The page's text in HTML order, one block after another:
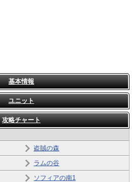
基本情報
ユニット
攻略チャート
盗賊の森
ラムの谷
ソフィアの南1